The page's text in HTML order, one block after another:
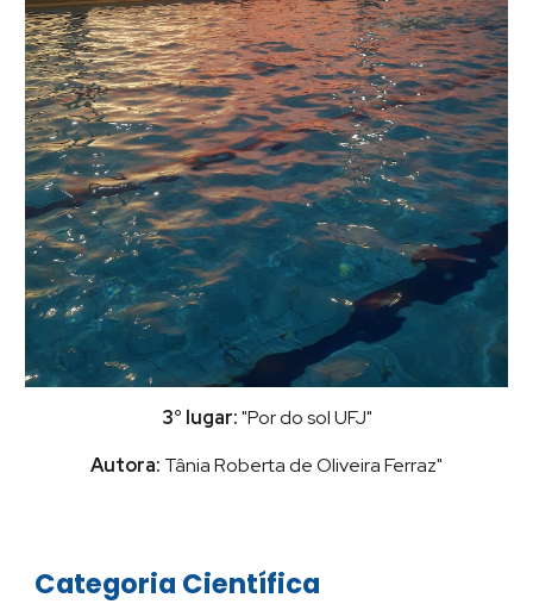
3° lugar:"Por do sol UFJ"
Autora: Tânia Roberta de Oliveira Ferraz"
Categoria Científica